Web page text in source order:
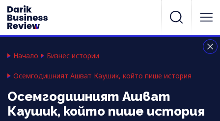
Начало Бизнес истории
Осемгодишният Ашват Каушик, който пише история
Осемгодишният Ашват
Каушик, който пише история